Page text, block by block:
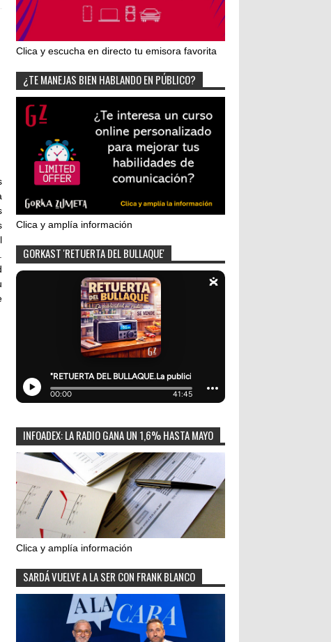
Clica y escucha en directo tu emisora favorita
¿TE MANEJAS BIEN HABLANDO EN PÚBLICO?
Clica y amplía información
GORKAST 'RETUERTA DEL BULLAQUE'
INFOADEX: LA RADIO GANA UN 1,6% HASTA MAYO
Clica y amplía información
SARDÁ VUELVE A LA SER CON FRANK BLANCO